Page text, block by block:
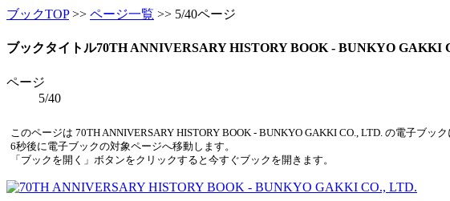
ブックTOP>> ページ一覧 >> 5/40ページ
ブックタイトル70TH ANNIVERSARY HISTORY BOOK - BUNKYO GAKKI
ページ
5/40
このページは 70TH ANNIVERSARY HISTORY BOOK - BUNKYO GAKKI CO., LTD. の電子ブッ
6秒後に電子ブックの対象ページへ移動します。
「ブックを開く」ボタンをクリックすると今すぐブックを開きます。